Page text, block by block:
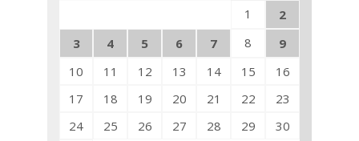
1
2
3
4 5 6 7 8
9
10
11 12 13 14 15
16
17
18 19 20 21 22
23
24
25 26 27 28 29 30